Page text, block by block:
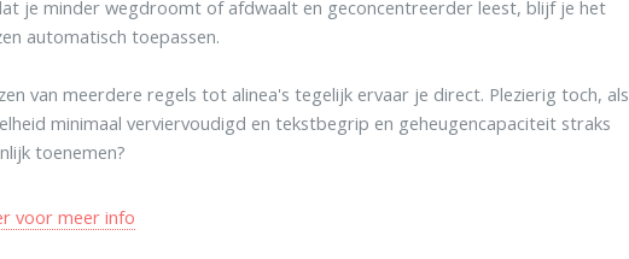
je minder wegdroomt of afdwaalt en geconcentreerder leest, blijf je het
automatisch toepassen.
van meerdere regels tot alinea's tegelijk ervaar je direct. Plezierig toch, als
minimaal verviervoudigd en tekstbegrip en geheugencapaciteit straks
toenemen?
voor meer info